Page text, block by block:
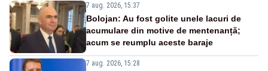
7 aug. 2026, 15:37
Bolojan: Au fost golite unele lacuri de
acumulare din motive de mentenanță;
acum se reumplu aceste baraje
7 aug. 2026, 15:28